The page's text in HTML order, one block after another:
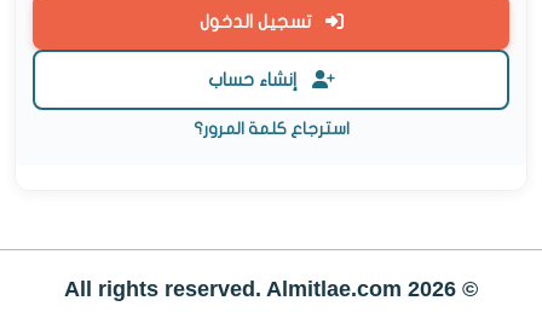
تسجيل الدخول
إنشاء حساب
استرجاع كلمة المرور؟
© All rights reserved. Almitlae.com 2026